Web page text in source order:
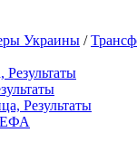
Украины /
Результаты